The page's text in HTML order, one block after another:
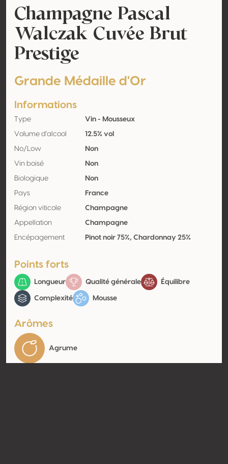
Champagne Pascal
Walczak Cuvée Brut
Prestige
Grande Médaille d'Or
Informations
Type Vin - Mousseux
Volume d'alcool 12.5% vol
No/Low Non
Vin boisé Non
Biologique Non
Pays France
Région viticole Champagne
Appellation Champagne
Encépagement Pinot noir 75%, Chardonnay 25%
Points forts
Longueur Qualité générale Équilibre
Complexité Mousse
Arômes
Agrume